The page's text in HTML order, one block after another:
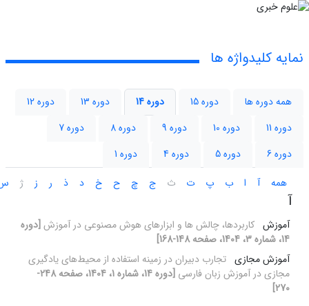
نمایه کلیدواژه ها
همه دوره ها دوره 15 دوره 14 دوره 13
دوره 12
دوره 11
دوره 10 دوره 9 دوره 8
دوره 7
دوره 6
دوره 5 دوره 4
دوره 1
همه
آ ا ب پ ت ث ج چ ح خ د ذ ر ز ژ
آ
آموزش کاربردها، چالش ‏ها و ابزارهای هوش مصنوعی در آموزش [دوره
14، شماره 3، 1404، صفحه 148-168]
آموزش مجازی تجارب دبیران در زمینه استفاده از محیط‌های یادگیری
مجازی در آموزش زبان فارسی
[دوره 14، شماره 1، 1404، صفحه 248-
270]